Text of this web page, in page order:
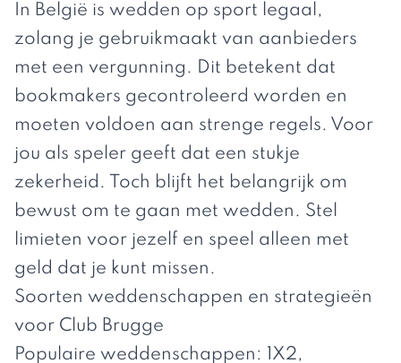
In België is wedden op sport legaal,
zolang je gebruikmaakt van aanbieders
met een vergunning. Dit betekent dat
bookmakers gecontroleerd worden en
moeten voldoen aan strenge regels. Voor
jou als speler geeft dat een stukje
zekerheid. Toch blijft het belangrijk om
bewust om te gaan met wedden. Stel
limieten voor jezelf en speel alleen met
geld dat je kunt missen.
Soorten weddenschappen en strategieën
voor Club Brugge
Populaire weddenschappen: 1X2,